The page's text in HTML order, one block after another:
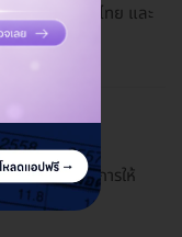
ฟุตบอล มวยไทย และ
ทำอย่างไร?
อผู้ที่จะรับบริการให้